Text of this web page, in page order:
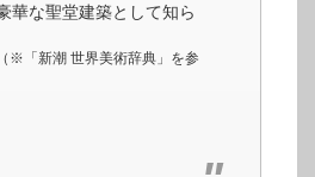
華な聖堂建築として知ら
（※「新潮 世界美術辞典」を参